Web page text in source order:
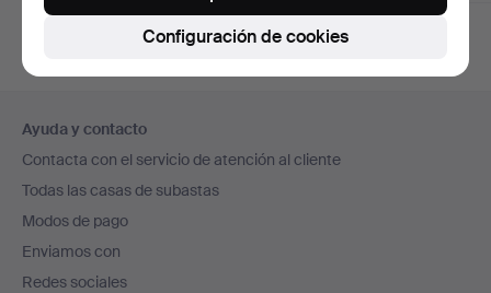
en
el
pie
de
página
Ayuda y contacto
Contacta con el servicio de atención al cliente
Todas las casas de subastas
Modos de pago
Enviamos con
Redes sociales
Configuración de cookies